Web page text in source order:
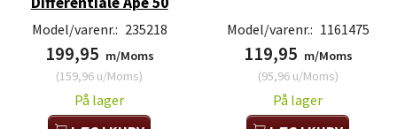
Model/varenr.: 235218
199,95 m/Moms
(159,96 u/Moms)
På lager
Model/varenr.: 1161475
119,95 m/Moms
(95,96u/Moms)
På lager